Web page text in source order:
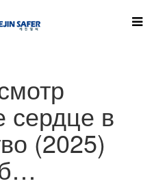
сердце в
(2025)